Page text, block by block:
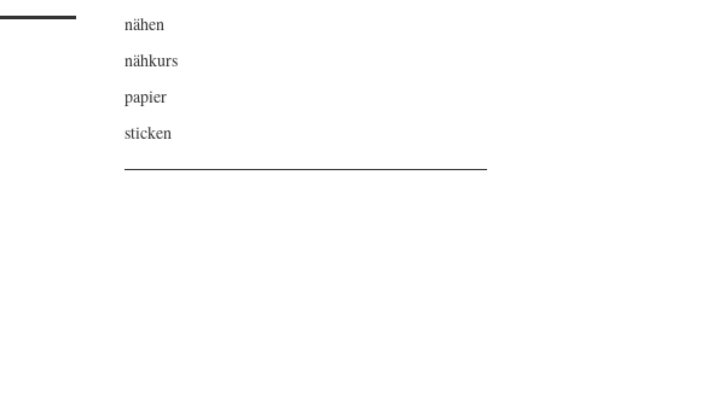
nähen
nähkurs
papier
sticken